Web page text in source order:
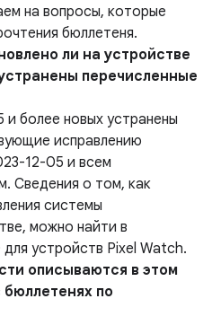
на вопросы, которые
бюллетеня.
ли на устройстве
перечисленные
более новых устранены
исправлению
12-05 и всем
Сведения о том, как
системы
можно найти в
устройств Pixel Watch.
описываются в этом
по